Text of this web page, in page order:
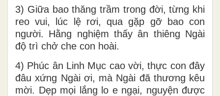
3) Giữa bao thăng trầm trong đời, từng khi
reo vui, lúc lệ rơi, qua gặp gỡ bao con
người. Hằng nghiệm thấy ân thiêng Ngài
độ trì chở che con hoài.
4) Phúc ân Linh Mục cao vời, thực con đây
đâu xứng Ngài ơi, mà Ngài đã thương kêu
mời. Dẹp mọi lắng lo e ngại, nguyện được